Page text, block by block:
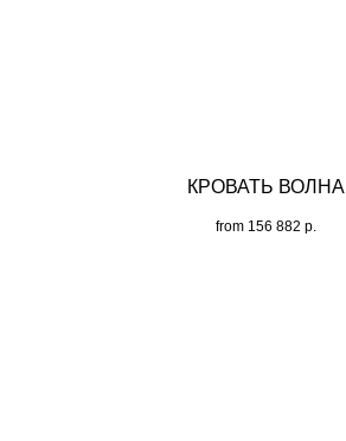
КРОВАТЬ ВОЛНА
from 156 882 р.